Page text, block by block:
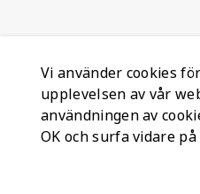
Vi använder cookies
upplevelsen av vår
användningen av
OK och surfa vidare